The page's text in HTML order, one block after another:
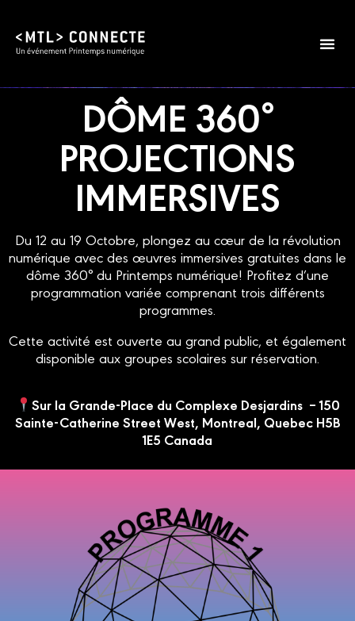
DÔME 360°
PROJECTIONS
IMMERSIVES
Du 12 au 19 Octobre, plongez au cœur de la révolution
numérique avec des œuvres immersives gratuites dans le
dôme 360° du Printemps numérique! Profitez d’une
programmation variée comprenant trois différents
programmes.
Cette activité est ouverte au grand public, et également
disponible aux groupes scolaires sur réservation.
Sur la Grande-Place du Complexe Desjardins – 150
Sainte-Catherine Street West, Montreal, Quebec H5B
1E5 Canada